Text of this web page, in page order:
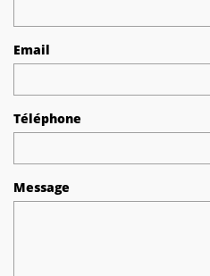
Email
Téléphone
Message